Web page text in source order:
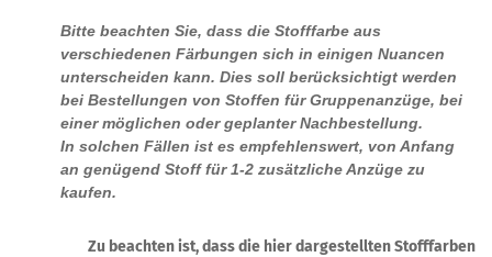
Bitte beachten Sie, dass die Stofffarbe aus
verschiedenen Färbungen sich in einigen Nuancen
unterscheiden kann. Dies soll berücksichtigt werden
bei Bestellungen von Stoffen für Gruppenanzüge, bei
einer möglichen oder geplanter Nachbestellung.
In solchen Fällen ist es empfehlenswert, von Anfang
an genügend Stoff für 1-2 zusätzliche Anzüge zu
kaufen.
Zu beachten ist, dass die hier dargestellten Stofffarben